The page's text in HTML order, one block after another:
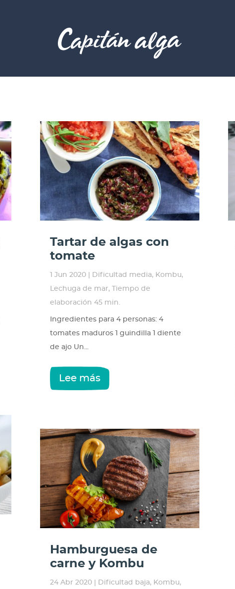
Tartar de algas con
tomate
1 Jun 2020| Dificultad media, Kombu,
Lechuga de mar,
Tiempo de
elaboración 45 min.
Ingredientes para 4 personas: 4
tomates maduros 1 guindilla 1 diente
de ajo Un...
Lee más
Hamburguesa de
carne y Kombu
24 Abr 2020| Dificultad baja, Kombu,